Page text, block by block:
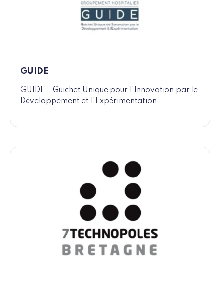
GUIDE
GUIDE - Guichet Unique pour l'Innovation par le
Développement et l'Expérimentation